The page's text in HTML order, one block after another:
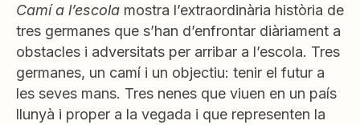
Camí a l’escola mostra l’extraordinària història de
tres germanes que s’han d’enfrontar diàriament a
obstacles i adversitats per arribar a l’escola. Tres
germanes, un camí i un objectiu: tenir el futur a
les seves mans. Tres nenes que viuen en un país
llunyà i proper a la vegada i que representen la